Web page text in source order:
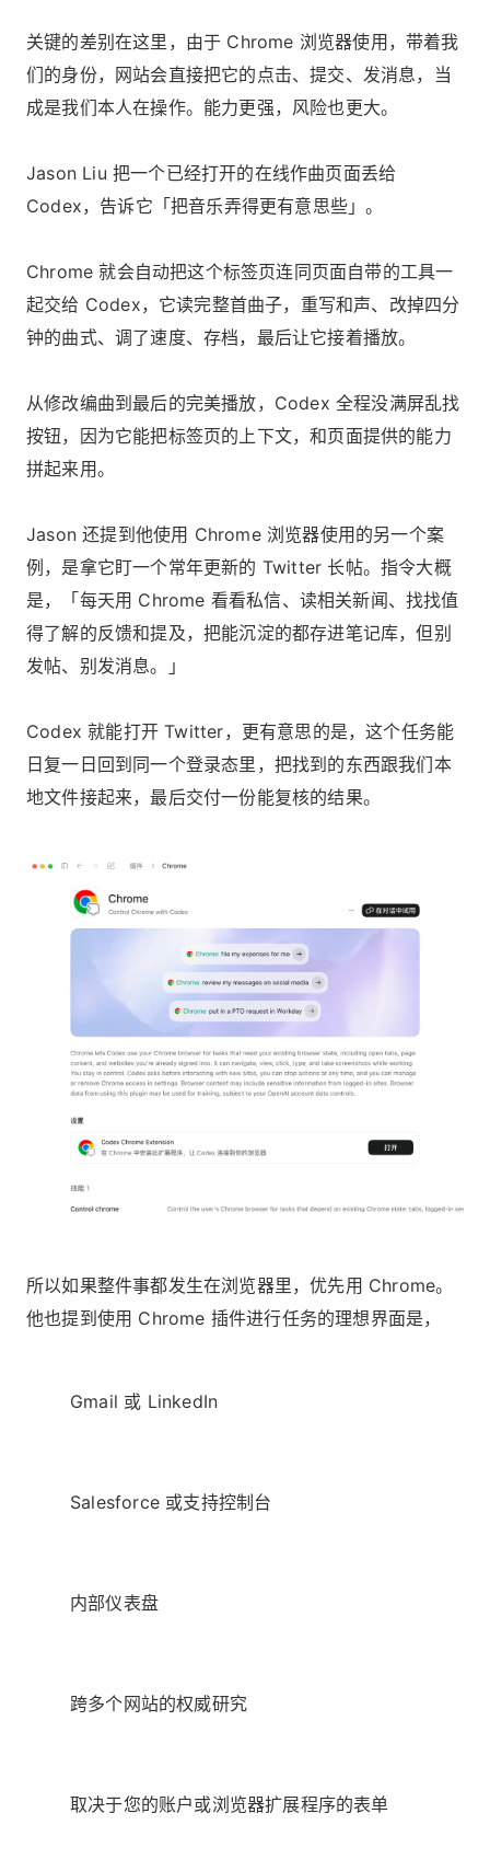
关键的差别在这里，由于 Chrome 浏览器使用，带着我
们的身份，网站会直接把它的点击、提交、发消息，当
成是我们本人在操作。能力更强，风险也更大。
Jason Liu 把一个已经打开的在线作曲页面丢给
Codex，告诉它「把音乐弄得更有意思些」。
Chrome 就会自动把这个标签页连同页面自带的工具一
起交给 Codex，它读完整首曲子，重写和声、改掉四分
钟的曲式、调了速度、存档，最后让它接着播放。
从修改编曲到最后的完美播放，Codex 全程没满屏乱找
按钮，因为它能把标签页的上下文，和页面提供的能力
拼起来用。
Jason 还提到他使用 Chrome 浏览器使用的另一个案
例，是拿它盯一个常年更新的 Twitter 长帖。指令大概
是，「每天用 Chrome 看看私信、读相关新闻、找找值
得了解的反馈和提及，把能沉淀的都存进笔记库，但别
发帖、别发消息。」
Codex 就能打开 Twitter，更有意思的是，这个任务能
日复一日回到同一个登录态里，把找到的东西跟我们本
地文件接起来，最后交付一份能复核的结果。
所以如果整件事都发生在浏览器里，优先用 Chrome。
他也提到使用 Chrome 插件进行任务的理想界面是，
Gmail 或 LinkedIn
Salesforce 或支持控制台
内部仪表盘
跨多个网站的权威研究
取决于您的账户或浏览器扩展程序的表单